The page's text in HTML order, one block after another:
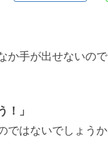
手が出せないので
！」
はないでしょうか